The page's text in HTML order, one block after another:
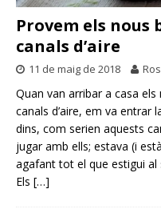
Provem els nous
canals d’aire
11 de maig de 2018
Quan van arribar a casa
canals d’aire, em va entrar
dins, com serien aquests
jugar amb ells; estava (i
agafant tot el que estigui al
Els […]